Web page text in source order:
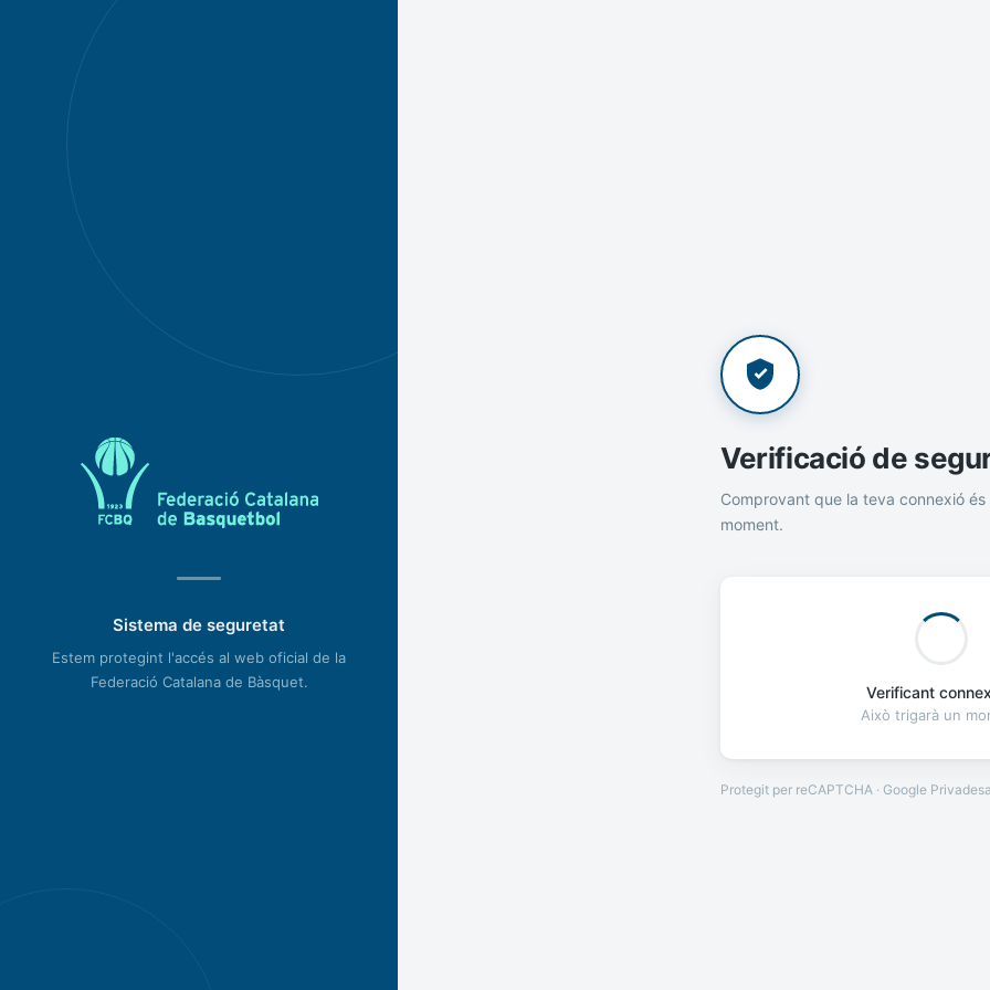
Sistema de seguretat
Estem protegint l'accés al web oficial de la
Federació Catalana de Bàsquet.
Verificació de
Comprovant que la teva connexió és
moment.
Verificant
Això trigarà un
Protegit per reCAPTCHA · Google Privadesa